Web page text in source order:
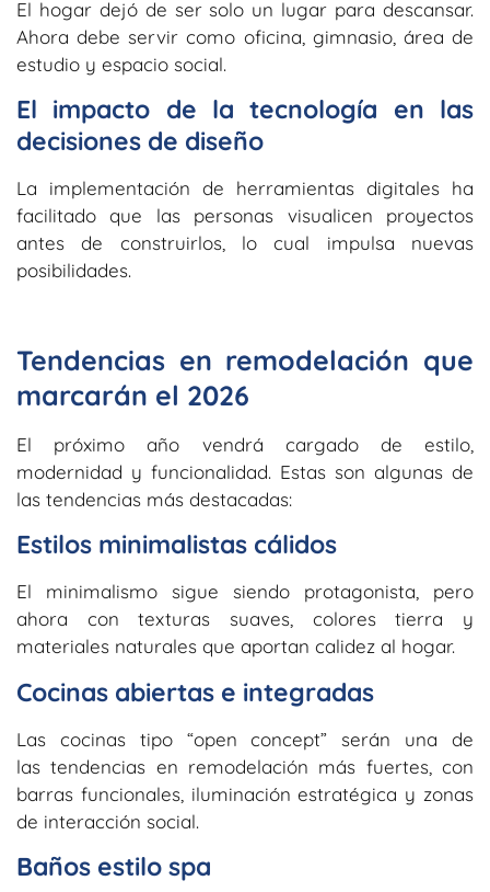
El hogar dejó de ser solo un lugar para descansar.
Ahora debe servir como oficina, gimnasio, área de
estudio y espacio social.
El impacto de la tecnología en las
decisiones de diseño
La implementación de herramientas digitales ha
facilitado que las personas visualicen proyectos
antes de construirlos, lo cual impulsa nuevas
posibilidades.
Tendencias en remodelación que
marcarán el 2026
El próximo año vendrá cargado de estilo,
modernidad y funcionalidad. Estas son algunas de
las tendencias más destacadas:
Estilos minimalistas cálidos
El minimalismo sigue siendo protagonista, pero
ahora con texturas suaves, colores tierra y
materiales naturales que aportan calidez al hogar.
Cocinas abiertas e integradas
Las cocinas tipo “open concept” serán una de
lastendencias en remodelación más fuertes, con
barras funcionales, iluminación estratégica y zonas
de interacción social.
Baños estilo spa